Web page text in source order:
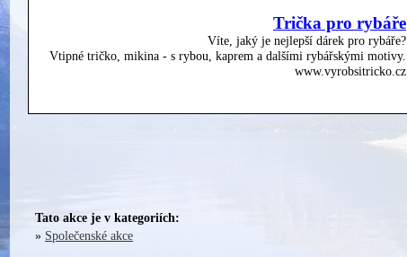
Trička pro rybáře
Víte, jaký je nejlepší dárek pro rybáře?
Vtipné tričko, mikina - s rybou, kaprem a dalšími rybářskými motivy.
www.vyrobsitricko.cz
Tato akce je v kategoriích:
» Společenské akce